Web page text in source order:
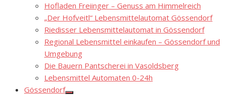
Hofladen Freiinger – Genuss am Himmelreich
„Der Hofveitl“ Lebensmittelautomat Gössendorf
Riedisser Lebensmittelautomat in Gössendorf
Regional Lebensmittel einkaufen – Gössendorf und
Umgebung
Die Bauern Pantscherei in Vasoldsberg
Lebensmittel Automaten 0-24h
Gössendorf